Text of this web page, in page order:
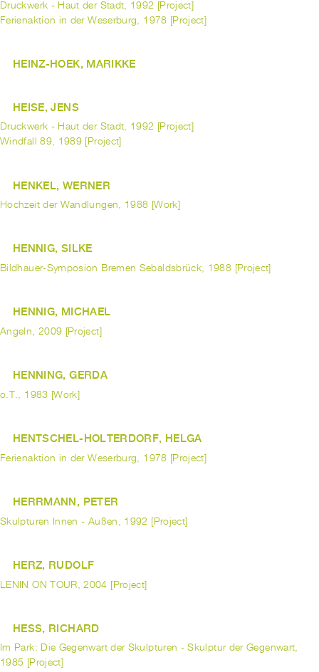
Druckwerk - Haut der Stadt, 1992 [Project]
Ferienaktion in der Weserburg, 1978 [Project]
HEINZ-HOEK, MARIKKE
HEISE, JENS
Druckwerk - Haut der Stadt, 1992 [Project]
Windfall 89, 1989 [Project]
HENKEL, WERNER
Hochzeit der Wandlungen, 1988 [Work]
HENNIG, SILKE
Bildhauer-Symposion Bremen Sebaldsbrück, 1988 [Project]
HENNIG, MICHAEL
Angeln, 2009 [Project]
HENNING, GERDA
o.T., 1983 [Work]
HENTSCHEL-HOLTERDORF, HELGA
Ferienaktion in der Weserburg, 1978 [Project]
HERRMANN, PETER
Skulpturen Innen - Außen, 1992 [Project]
HERZ, RUDOLF
LENIN ON TOUR, 2004 [Project]
HESS, RICHARD
Im Park: Die Gegenwart der Skulpturen - Skulptur der Gegenwart,
1985 [Project]